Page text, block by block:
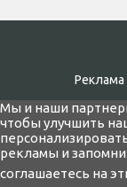
Реклама
Мы и наши
чтобы улучшить
рекламы и
соглашаетесь на